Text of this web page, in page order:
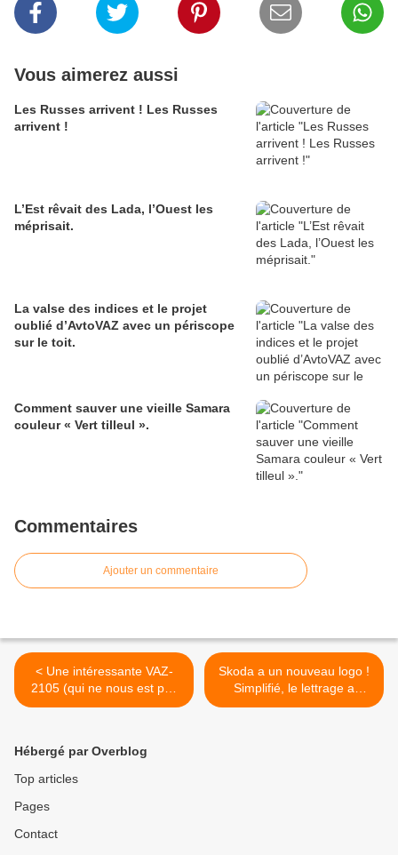
Vous aimerez aussi
Les Russes arrivent ! Les Russes
arrivent !
L’Est rêvait des Lada, l’Ouest les
méprisait.
La valse des indices et le projet
oublié d’AvtoVAZ avec un périscope
sur le toit.
Comment sauver une vieille Samara
couleur « Vert tilleul ».
Commentaires
Ajouter un commentaire
< Une intéressante VAZ-
2105 (qui ne nous est pas
inconnue) à vendre en
Skoda a un nouveau logo !
Simplifié, le lettrage a
également changé. >
Hébergé par Overblog
Top articles
Pages
Contact